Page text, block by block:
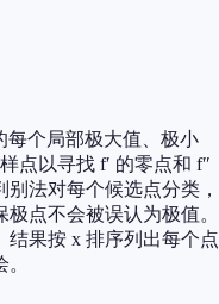
每个局部极大值、极小
点以寻找 f′ 的零点和 f″
法对每个候选点分类，
点不会被误认为极值。
结果按 x 排序列出每个点